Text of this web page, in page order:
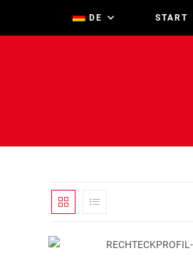
DE START